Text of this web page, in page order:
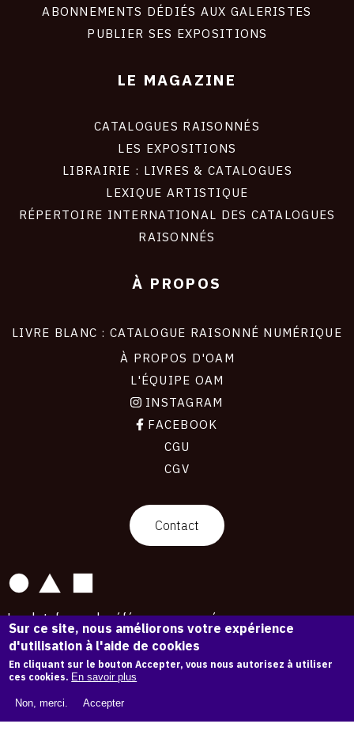
ABONNEMENTS DÉDIÉS AUX GALERISTES
PUBLIER SES EXPOSITIONS
LE MAGAZINE
CATALOGUES RAISONNÉS
LES EXPOSITIONS
LIBRAIRIE : LIVRES & CATALOGUES
LEXIQUE ARTISTIQUE
RÉPERTOIRE INTERNATIONAL DES CATALOGUES
RAISONNÉS
À PROPOS
LIVRE BLANC : CATALOGUE RAISONNÉ NUMÉRIQUE
À PROPOS D'OAM
L'ÉQUIPE OAM
INSTAGRAM
FACEBOOK
CGU
CGV
Contact
La plateforme de référence pour créer,
conserver et promouvoir l'Histoire de l'Art.
Des catalogues raisonnés aux archives
d'expositions.
43 178 œuvres d'art — 7 586 expositions
Copyright © OAM 2026. Tous droits réservés.
Sur ce site, nous améliorons votre expérience
d'utilisation à l'aide de cookies
En cliquant sur le bouton Accepter, vous nous autorisez à utiliser
ces cookies. En savoir plus
Non, merci. Accepter